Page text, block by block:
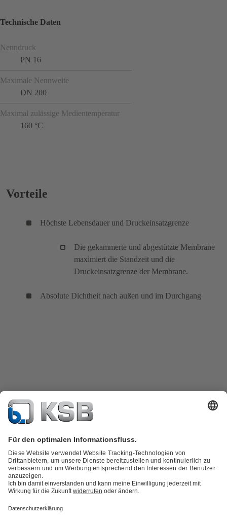
Technische Daten
Nenndruck
PN 16
Maximale Nennweite
DN 200
Maximal zulässige Medientemperatur
160 °C
Vorteile
Höchste Lebensdauer und Druckeinsatzgrenze
Die gekammerte und abgestützte Membrane
maximiert die Standzeit und die
Druckeinsatzgrenze der Membrane.
Absolute Dichtheit nach außen und im Durchgang